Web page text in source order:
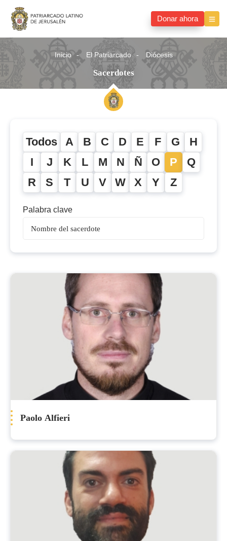
Donar ahora
Inicio El Patriarcado Diócesis
Sacerdotes
Todos A B C D E F G H
I J K L M N Ñ O P Q
R S T U V W X Y Z
Palabra clave
Paolo Alfieri